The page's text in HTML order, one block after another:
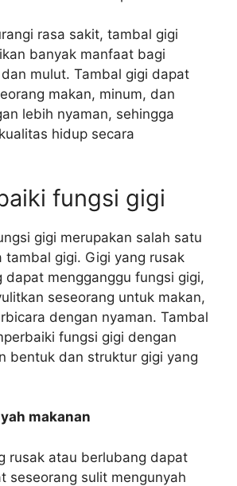
rasa sakit, tambal gigi
banyak manfaat bagi
mulut. Tambal gigi dapat
makan, minum, dan
lebih nyaman, sehingga
hidup secara
fungsi gigi
gigi merupakan salah satu
tambal gigi. Gigi yang rusak
dapat mengganggu fungsi gigi,
seseorang untuk makan,
dengan nyaman. Tambal
fungsi gigi dengan
bentuk dan struktur gigi yang
makanan
rusak atau berlubang dapat
seseorang sulit mengunyah